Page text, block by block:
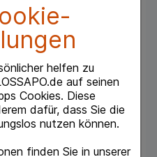
helfen zu
auf seinen
Cookies. Diese
dafür, dass Sie die
nutzen können.
finden Sie in unserer
Erfahrungen vor.
unter 12 Jahren
dem Arzt
der
1-mal
1 ml subcutan
Absprache mit dem